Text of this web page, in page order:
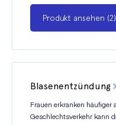
Produkt ansehen (2)
Blasenentzündung
Frauen erkranken häufiger
Geschlechtsverkehr kann